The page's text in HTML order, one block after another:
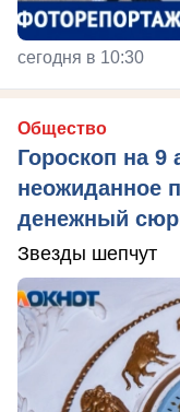
сегодня в 10:30
Общество
Гороскоп на 9
неожиданное
денежный
Звезды шепчут